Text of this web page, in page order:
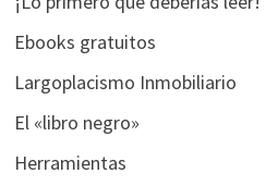
Ebooks gratuitos
Largoplacismo Inmobiliario
El «libro negro»
Herramientas
Experiencia
Para que
nuestra web
mejor posible